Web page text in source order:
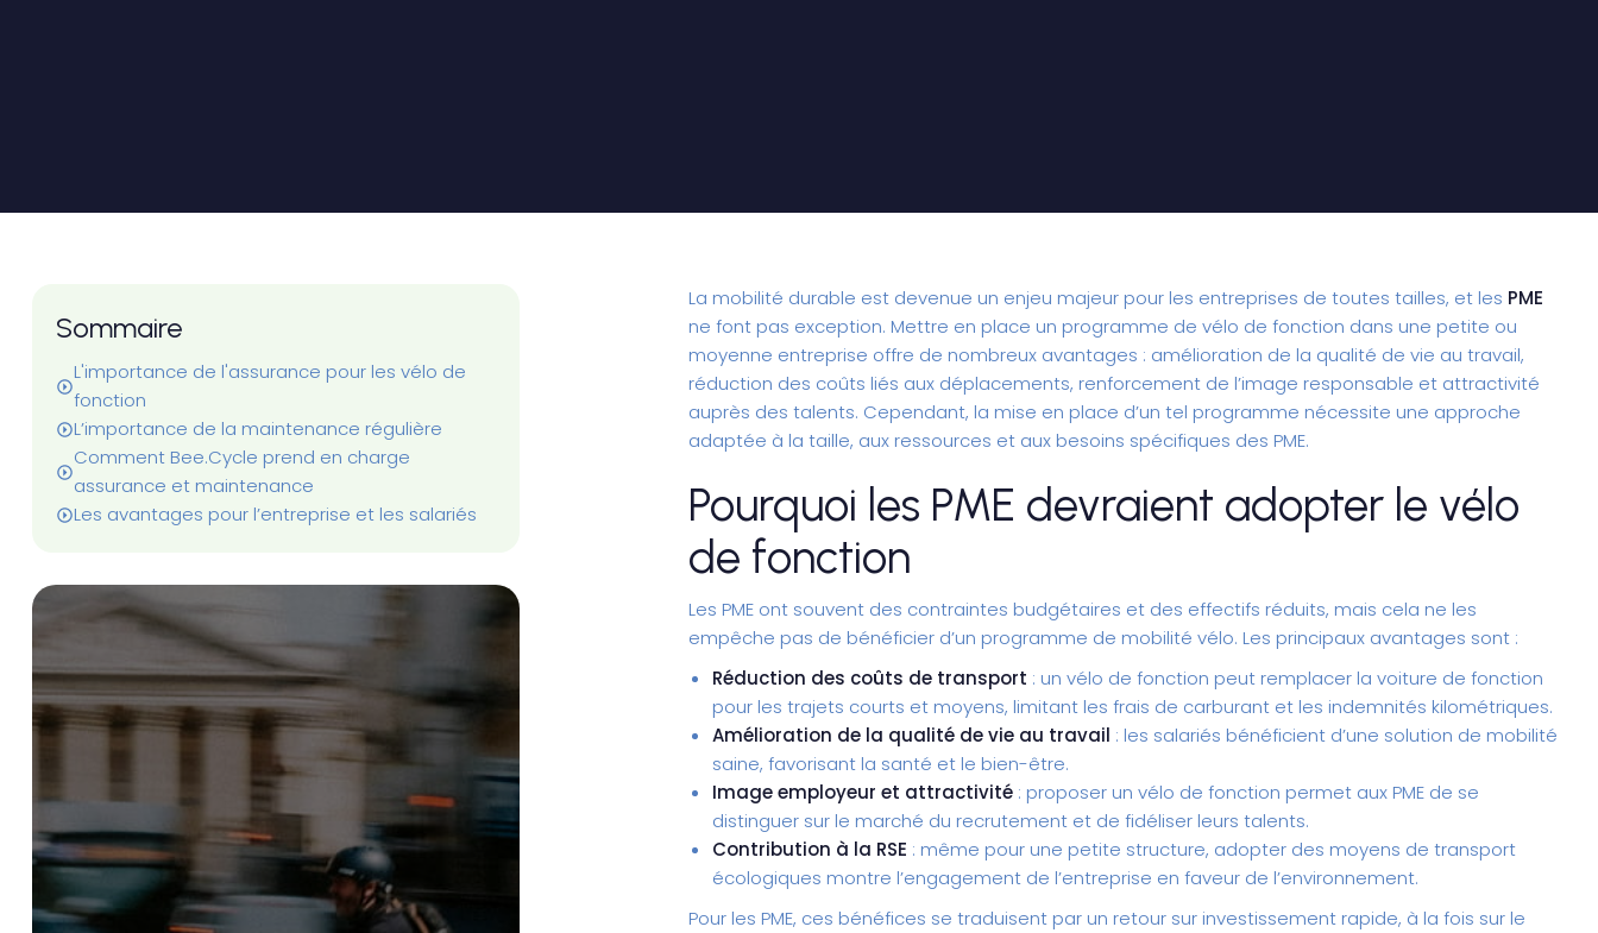
Sommaire
L'importance de l'assurance pour les vélo de
fonction
L’importance de la maintenance régulière
Comment Bee.Cycle prend en charge
assurance et maintenance
Les avantages pour l’entreprise et les salariés
La mobilité durable est devenue un enjeu majeur pour les entreprises de toutes tailles, et les PME
ne font pas exception. Mettre en place un programme de vélo de fonction dans une petite ou
moyenne entreprise offre de nombreux avantages : amélioration de la qualité de vie au travail,
réduction des coûts liés aux déplacements, renforcement de l’image responsable et attractivité
auprès des talents. Cependant, la mise en place d’un tel programme nécessite une approche
adaptée à la taille, aux ressources et aux besoins spécifiques des PME.
Pourquoi les PME devraient adopter le vélo
de fonction
Les PME ont souvent des contraintes budgétaires et des effectifs réduits, mais cela ne les
empêche pas de bénéficier d’un programme de mobilité vélo. Les principaux avantages sont :
Réduction des coûts de transport : un vélo de fonction peut remplacer la voiture de fonction
pour les trajets courts et moyens, limitant les frais de carburant et les indemnités kilométriques.
Amélioration de la qualité de vie au travail : les salariés bénéficient d’une solution de mobilité
saine, favorisant la santé et le bien-être.
Image employeur et attractivité : proposer un vélo de fonction permet aux PME de se
distinguer sur le marché du recrutement et de fidéliser leurs talents.
Contribution à la RSE : même pour une petite structure, adopter des moyens de transport
écologiques montre l’engagement de l’entreprise en faveur de l’environnement.
Pour les PME, ces bénéfices se traduisent par un retour sur investissement rapide, à la fois sur le